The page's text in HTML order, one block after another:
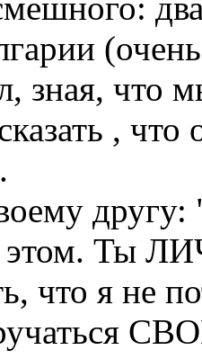
зная, что
,
этом. Ты
что я не